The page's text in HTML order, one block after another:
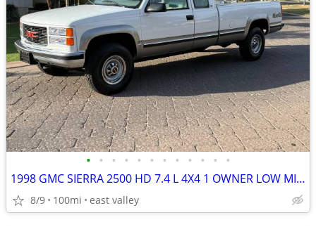
• • • • • • • • • • • •
1998 GMC SIERRA 2500 HD 7.4 L 4X4 1 OWNER LOW MILES
8/9 100mi east valley